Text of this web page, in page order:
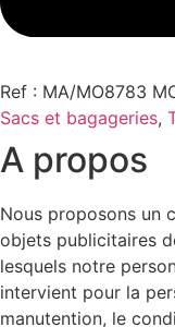
Ref : MA/MO8783
Sacs et bagageries,
A propos
Nous proposons un
objets publicitaires
lesquels notre
intervient pour la
manutention, le